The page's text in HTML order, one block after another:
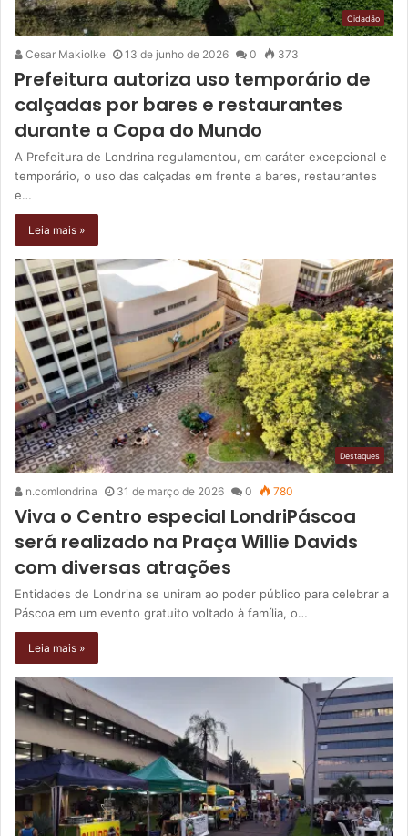
Cidadão
Cesar Makiolke 13 de junho de 2026 0 373
Prefeitura autoriza uso temporário de
calçadas por bares e restaurantes
durante a Copa do Mundo
A Prefeitura de Londrina regulamentou, em caráter excepcional e
temporário, o uso das calçadas em frente a bares, restaurantes
e…
Leia mais »
Destaques
n.comlondrina 31 de março de 2026 0 780
Viva o Centro especial LondriPáscoa
será realizado na Praça Willie Davids
com diversas atrações
Entidades de Londrina se uniram ao poder público para celebrar a
Páscoa em um evento gratuito voltado à família, o…
Leia mais »